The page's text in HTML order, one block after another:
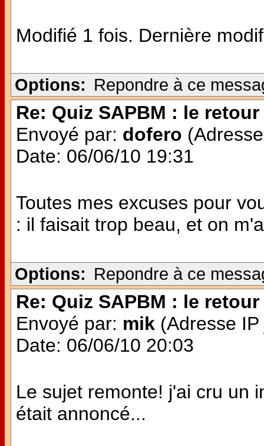
Modifié 1 fois. Dernière
Options: Repondre à ce
Re: Quiz SAPBM : le retour
Envoyé par: dofero
Date: 06/06/10 19:31
Toutes mes excuses pour
: il faisait trop beau, et on
Options: Repondre à ce
Re: Quiz SAPBM : le retour
Envoyé par: mik (Adresse
Date: 06/06/10 20:03
Le sujet remonte! j'ai cru un
était annoncé...